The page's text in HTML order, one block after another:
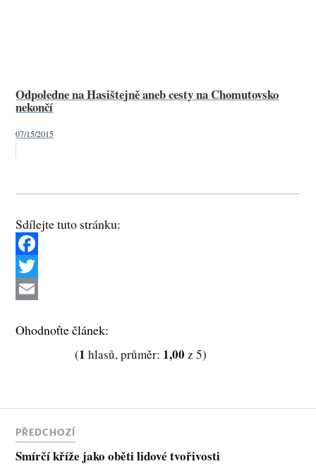
Odpoledne na Hasištejně aneb cesty na Chomutovsko
nekončí
07/15/2015
Sdílejte tuto stránku:
F
a
e
k
T
i
r
m
Ohodnoťte článek:
(1 hlasů, průměr: 1,00 z 5)
PŘEDCHOZÍ
Smírčí kříže jako oběti lidové tvořivosti